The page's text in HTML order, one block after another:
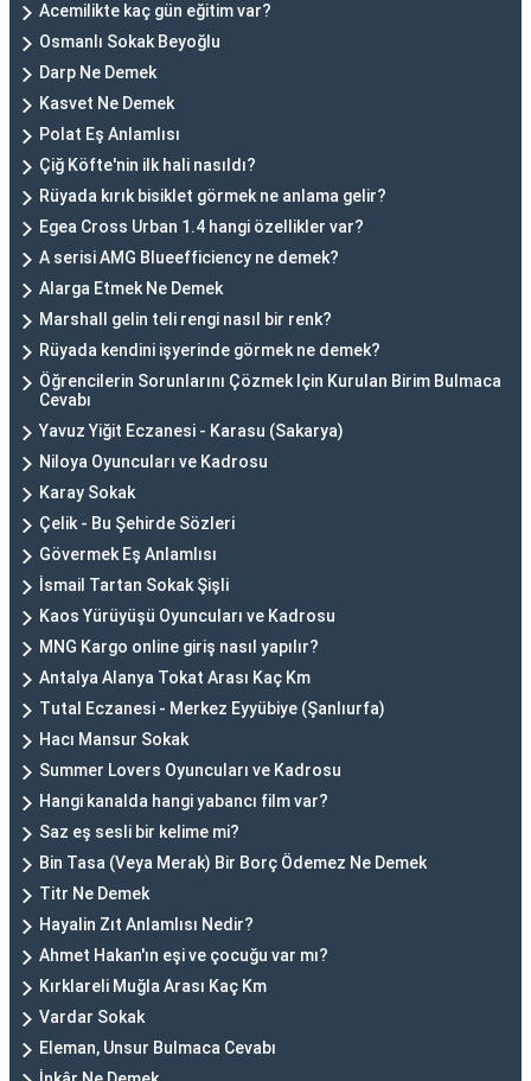
Acemilikte kaç gün eğitim var?
Osmanlı Sokak Beyoğlu
Darp Ne Demek
Kasvet Ne Demek
Polat Eş Anlamlısı
Çiğ Köfte'nin ilk hali nasıldı?
Rüyada kırık bisiklet görmek ne anlama gelir?
Egea Cross Urban 1.4 hangi özellikler var?
A serisi AMG Blueefficiency ne demek?
Alarga Etmek Ne Demek
Marshall gelin teli rengi nasıl bir renk?
Rüyada kendini işyerinde görmek ne demek?
Öğrencilerin Sorunlarını Çözmek Için Kurulan Birim Bulmaca
Cevabı
Yavuz Yiğit Eczanesi - Karasu (Sakarya)
Niloya Oyuncuları ve Kadrosu
Karay Sokak
Çelik - Bu Şehirde Sözleri
Gövermek Eş Anlamlısı
İsmail Tartan Sokak Şişli
Kaos Yürüyüşü Oyuncuları ve Kadrosu
MNG Kargo online giriş nasıl yapılır?
Antalya Alanya Tokat Arası Kaç Km
Tutal Eczanesi - Merkez Eyyübiye (Şanlıurfa)
Hacı Mansur Sokak
Summer Lovers Oyuncuları ve Kadrosu
Hangi kanalda hangi yabancı film var?
Saz eş sesli bir kelime mi?
Bin Tasa (Veya Merak) Bir Borç Ödemez Ne Demek
Titr Ne Demek
Hayalin Zıt Anlamlısı Nedir?
Ahmet Hakan'ın eşi ve çocuğu var mı?
Kırklareli Muğla Arası Kaç Km
Vardar Sokak
Eleman, Unsur Bulmaca Cevabı